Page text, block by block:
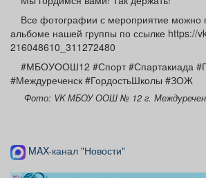
Все фотографии с мероприятие можно
альбоме нашей группы по ссылке https://
216048610_311272480
#МБОУООШ12 #Спорт #Спартакиада
#Междуреченск #ГордостьШколы #ЗОЖ
Фото: VK МБОУ ООШ № 12 г.
MAX-канал "Новости"